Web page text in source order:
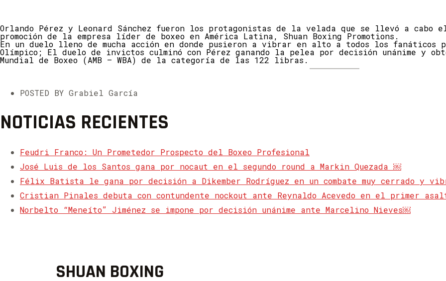
Orlando Pérez y Leonard Sánchez fueron los protagonistas de la velada que se llevó a
promoción de la empresa líder de boxeo en América Latina, Shuan Boxing Promotions.
En un duelo lleno de mucha acción en donde pusieron a vibrar en alto a todos los fanáticos
Olímpico; El duelo de invictos culminó con Pérez ganando la pelea por decisión unánime y
Mundial de Boxeo (AMB – WBA) de la categoría de las 122 libras.
POSTED BY Grabiel García
NOTICIAS RECIENTES
Feudri Franco: Un Prometedor Prospecto del Boxeo Profesional
José Luis de los Santos gana por nocaut en el segundo round a Markin Quezada ￼
Félix Batista le gana por decisión a Dikember Rodríguez en un combate muy cerrado y
Cristian Pinales debuta con contundente nockout ante Reynaldo Acevedo en el primer
Norbelto “Meneíto” Jiménez se impone por decisión unánime ante Marcelino Nieves￼
SHUAN BOXING